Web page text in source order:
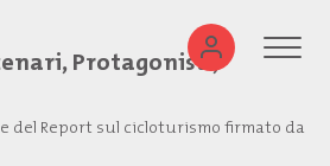
Protagonisti,
del Report sul cicloturismo firmato da